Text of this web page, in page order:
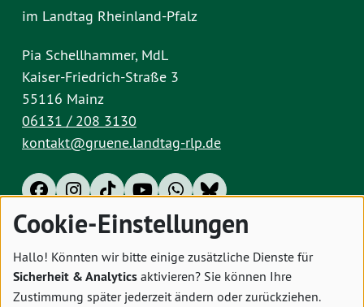
im Landtag Rheinland-Pfalz
Pia Schellhammer, MdL
Kaiser-Friedrich-Straße 3
55116 Mainz
06131 / 208 3130
kontakt@gruene.landtag-rlp.de
Impressum Datenschutz Cookies
Cookie-Einstellungen
Hallo! Könnten wir bitte einige zusätzliche Dienste für
Sicherheit & Analytics aktivieren? Sie können Ihre
Zustimmung später jederzeit ändern oder zurückziehen.